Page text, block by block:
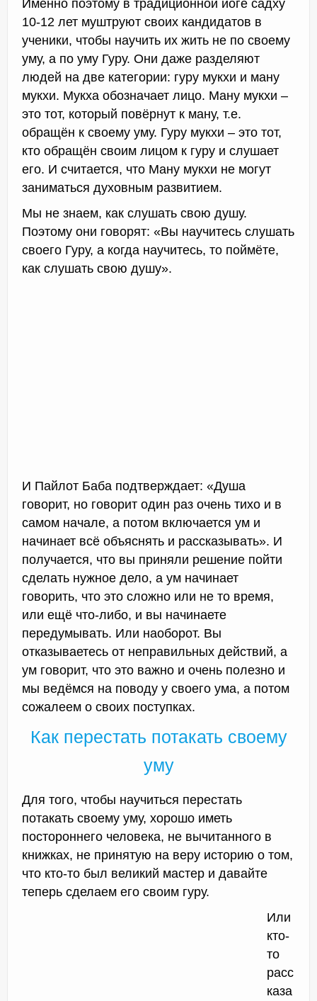
Именно поэтому в традиционной йоге садху
10-12 лет муштруют своих кандидатов в
ученики, чтобы научить их жить не по своему
уму, а по уму Гуру. Они даже разделяют
людей на две категории: гуру мукхи и ману
мукхи. Мукха обозначает лицо. Ману мукхи –
это тот, который повёрнут к ману, т.е.
обращён к своему уму. Гуру мукхи – это тот,
кто обращён своим лицом к гуру и слушает
его. И считается, что Ману мукхи не могут
заниматься духовным развитием.
Мы не знаем, как слушать свою душу.
Поэтому они говорят: «Вы научитесь слушать
своего Гуру, а когда научитесь, то поймёте,
как слушать свою душу».
И Пайлот Баба подтверждает: «Душа
говорит, но говорит один раз очень тихо и в
самом начале, а потом включается ум и
начинает всё объяснять и рассказывать». И
получается, что вы приняли решение пойти
сделать нужное дело, а ум начинает
говорить, что это сложно или не то время,
или ещё что-либо, и вы начинаете
передумывать. Или наоборот. Вы
отказываетесь от неправильных действий, а
ум говорит, что это важно и очень полезно и
мы ведёмся на поводу у своего ума, а потом
сожалеем о своих поступках.
Как перестать потакать своему
уму
Для того, чтобы научиться перестать
потакать своему уму, хорошо иметь
постороннего человека, не вычитанного в
книжках, не принятую на веру историю о том,
что кто-то был великий мастер и давайте
теперь сделаем его своим гуру.
Или
кто-
то
расс
каза